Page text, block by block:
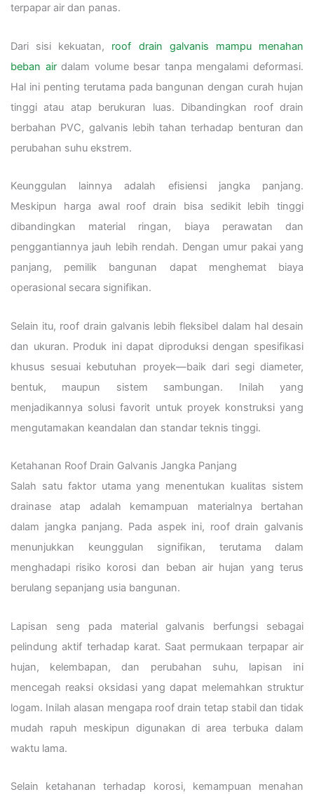
terpapar air dan panas.
Dari sisi kekuatan, roof drain galvanis mampu menahan
beban airdalam volume besar tanpa mengalami deformasi.
Hal ini penting terutama pada bangunan dengan curah hujan
tinggi atau atap berukuran luas. Dibandingkan roof drain
berbahan PVC, galvanis lebih tahan terhadap benturan dan
perubahan suhu ekstrem.
Keunggulan lainnya adalah efisiensi jangka panjang.
Meskipun harga awal roof drain bisa sedikit lebih tinggi
dibandingkan material ringan, biaya perawatan dan
penggantiannya jauh lebih rendah. Dengan umur pakai yang
panjang, pemilik bangunan dapat menghemat biaya
operasional secara signifikan.
Selain itu, roof drain galvanis lebih fleksibel dalam hal desain
dan ukuran. Produk ini dapat diproduksi dengan spesifikasi
khusus sesuai kebutuhan proyek—baik dari segi diameter,
bentuk, maupun sistem sambungan. Inilah yang
menjadikannya solusi favorit untuk proyek konstruksi yang
mengutamakan keandalan dan standar teknis tinggi.
Ketahanan Roof Drain Galvanis Jangka Panjang
Salah satu faktor utama yang menentukan kualitas sistem
drainase atap adalah kemampuan materialnya bertahan
dalam jangka panjang. Pada aspek ini, roof drain galvanis
menunjukkan keunggulan signifikan, terutama dalam
menghadapi risiko korosi dan beban air hujan yang terus
berulang sepanjang usia bangunan.
Lapisan seng pada material galvanis berfungsi sebagai
pelindung aktif terhadap karat. Saat permukaan terpapar air
hujan, kelembapan, dan perubahan suhu, lapisan ini
mencegah reaksi oksidasi yang dapat melemahkan struktur
logam. Inilah alasan mengapa roof drain tetap stabil dan tidak
mudah rapuh meskipun digunakan di area terbuka dalam
waktu lama.
Selain ketahanan terhadap korosi, kemampuan menahan